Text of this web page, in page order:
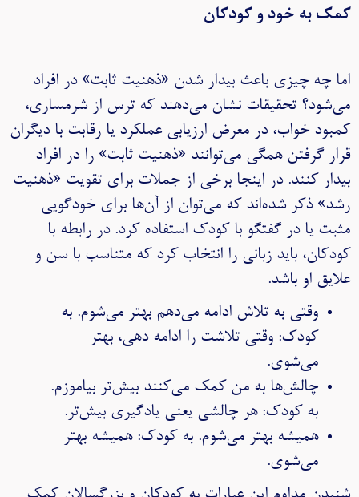
کمک به خود و کودکان
اما چه چیزی باعث بیدار شدن «ذهنیت ثابت» در افراد
می‌شود؟ تحقیقات نشان می‌دهند که ترس از شرمساری،
کمبود خواب، در معرض ارزیابی عملکرد یا رقابت با دیگران
قرار گرفتن همگی می‌توانند «ذهنیت ثابت» را در افراد
بیدار کنند. در اینجا برخی از جملات برای تقویت «ذهنیت
رشد» ذکر شده‌اند که می‌توان از آن‌ها برای خودگویی
مثبت یا در گفتگو با کودک استفاده کرد. در رابطه با
کودکان، باید زبانی را انتخاب کرد که متناسب با سن و
علایق او باشد.
وقتی به تلاش ادامه می‌دهم بهتر می‌شوم. به
کودک: وقتی تلاشت را ادامه دهی، بهتر
می‌شوی.
چالش‌ها به من کمک می‌کنند بیش‌تر بیاموزم.
به کودک: هر چالشی یعنی یادگیری بیش‌تر.
همیشه بهتر می‌شوم. به کودک: همیشه بهتر
می‌شوی.